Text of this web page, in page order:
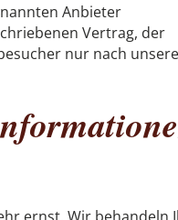
Anbieter
Vertrag, der
nur nach
ernst. Wir behandeln